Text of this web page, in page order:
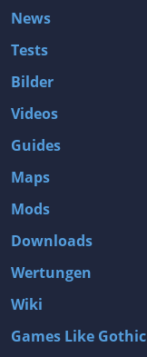
News
Tests
Bilder
Videos
Guides
Maps
Mods
Downloads
Wertungen
Wiki
Games Like Gothic